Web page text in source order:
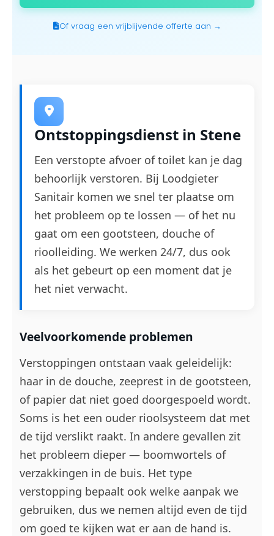
Of vraag een vrijblijvende offerte aan →
Ontstoppingsdienst in Stene
Een verstopte afvoer of toilet kan je dag
behoorlijk verstoren. Bij Loodgieter
Sanitair komen we snel ter plaatse om
het probleem op te lossen — of het nu
gaat om een gootsteen, douche of
rioolleiding. We werken 24/7, dus ook
als het gebeurt op een moment dat je
het niet verwacht.
Veelvoorkomende problemen
Verstoppingen ontstaan vaak geleidelijk:
haar in de douche, zeeprest in de gootsteen,
of papier dat niet goed doorgespoeld wordt.
Soms is het een ouder rioolsysteem dat met
de tijd verslikt raakt. In andere gevallen zit
het probleem dieper — boomwortels of
verzakkingen in de buis. Het type
verstopping bepaalt ook welke aanpak we
gebruiken, dus we nemen altijd even de tijd
om goed te kijken wat er aan de hand is.